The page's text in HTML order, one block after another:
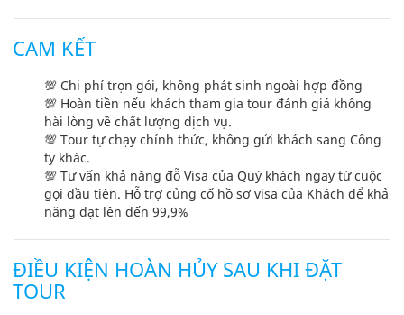
CAM KẾT
💯 Chi phí trọn gói, không phát sinh ngoài hợp đồng
💯 Hoàn tiền nếu khách tham gia tour đánh giá không
hài lòng về chất lượng dịch vụ.
💯 Tour tự chạy chính thức, không gửi khách sang Công
ty khác.
💯 Tư vấn khả năng đỗ Visa của Quý khách ngay từ cuộc
gọi đầu tiên. Hỗ trợ củng cố hồ sơ visa của Khách để khả
năng đạt lên đến 99,9%
ĐIỀU KIỆN HOÀN HỦY SAU KHI ĐẶT
TOUR